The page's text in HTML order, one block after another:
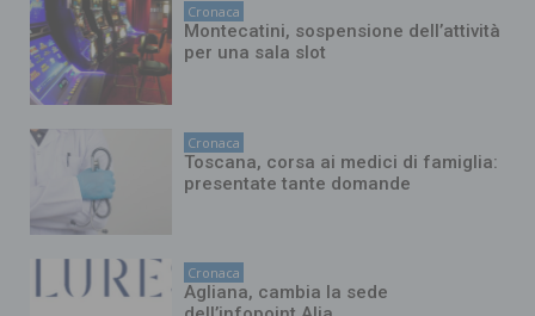
Cronaca
Montecatini, sospensione dell’attività
per una sala slot
Cronaca
Toscana, corsa ai medici di famiglia:
presentate tante domande
Cronaca
Agliana, cambia la sede